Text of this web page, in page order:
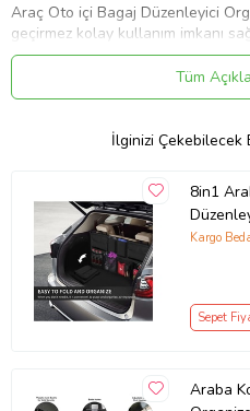
Araç Oto içi Bagaj Düzenleyici
geçirmez kolay kullanım imkanı
Oto Araba içi Bod Düzenleyici
mendiliniz ile temizleyebilir
Koltuk Arkası Organizer
Ürün Özellikleri
Sıvı Su Geçirmez Malzeme
Ölçüler 46* 87 cm
Katlanabilir Özellik
Alet, Takım çantası olarak
Gündelik hayatınızda da keçe
Tüm
İlginizi Çekebilecek
8in1
Kargo
Sepet
Araba